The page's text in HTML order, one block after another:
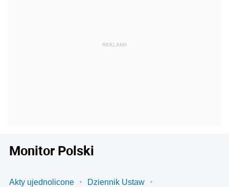
Monitor Polski
Akty ujednolicone
Dziennik Ustaw